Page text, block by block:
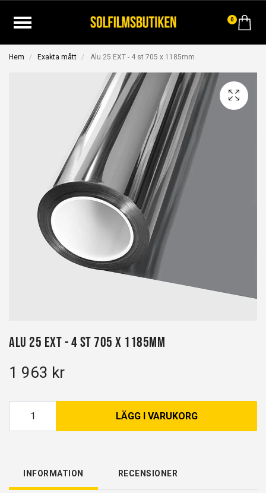
0
Hem Exakta mått Alu 25 EXT - 4 st 705 x 1185mm
Alu 25 EXT - 4 st 705 x 1185mm
1 963 kr
LÄGG I VARUKORG
INFORMATION RECENSIONER